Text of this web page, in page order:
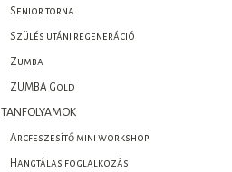
Senior torna
Szülés utáni regeneráció
Zumba
ZUMBA Gold
TANFOLYAMOK
Arcfeszesítő mini workshop
Hangtálas foglalkozás